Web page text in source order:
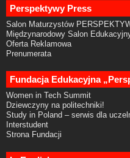
Perspektywy Press
Salon Maturzystów
Międzynarodowy Salon
Oferta Reklamowa
Prenumerata
Fundacja Edukacyjna
Women in Tech Summit
Dziewczyny na politechniki!
Study in Poland – serwis dla
Interstudent
Strona Fundacji